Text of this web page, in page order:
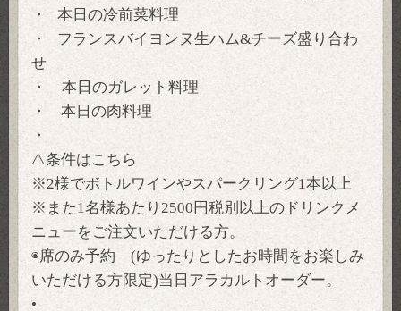
・ 本日の冷前菜料理
・ フランスバイヨンヌ生ハム&チーズ盛り合わ
せ
・ 本日のガレット料理
・ 本日の肉料理
・
⚠️条件はこちら
※2様でボトルワインやスパークリング1本以上
※また1名様あたり2500円税別以上のドリンクメ
ニューをご注文いただける方。
◉席のみ予約 (ゆったりとしたお時間をお楽しみ
いただける方限定)当日アラカルトオーダー。
•